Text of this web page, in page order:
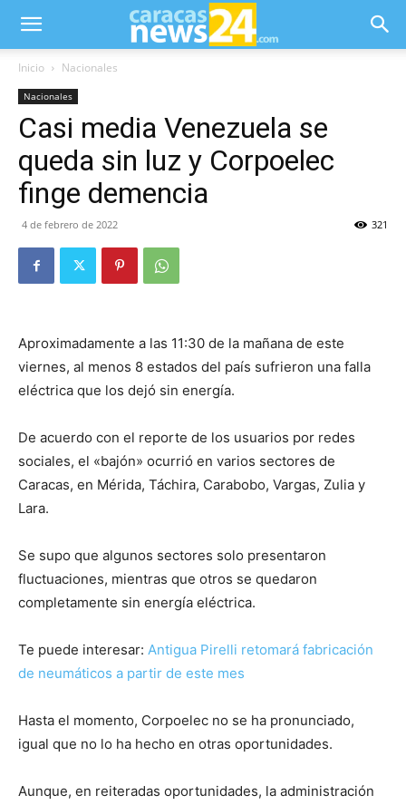
Inicio Nacionales
Nacionales
Casi media Venezuela se
queda sin luz y Corpoelec
finge demencia
4 de febrero de 2022 321
Aproximadamente a las 11:30 de la mañana de este
viernes, al menos 8 estados del país sufrieron una falla
eléctrica que los dejó sin energía.
De acuerdo con el reporte de los usuarios por redes
sociales, el «bajón» ocurrió en varios sectores de
Caracas, en Mérida, Táchira, Carabobo, Vargas, Zulia y
Lara.
Se supo que algunos sectores solo presentaron
fluctuaciones, mientras que otros se quedaron
completamente sin energía eléctrica.
Te puede interesar: Antigua Pirelli retomará fabricación
de neumáticos a partir de este mes
Hasta el momento, Corpoelec no se ha pronunciado,
igual que no lo ha hecho en otras oportunidades.
Aunque, en reiteradas oportunidades, la administración